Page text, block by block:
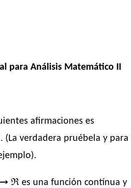
para Análisis Matemático II
afirmaciones es
(La verdadera pruébela y para
ℜ es una función contínua y